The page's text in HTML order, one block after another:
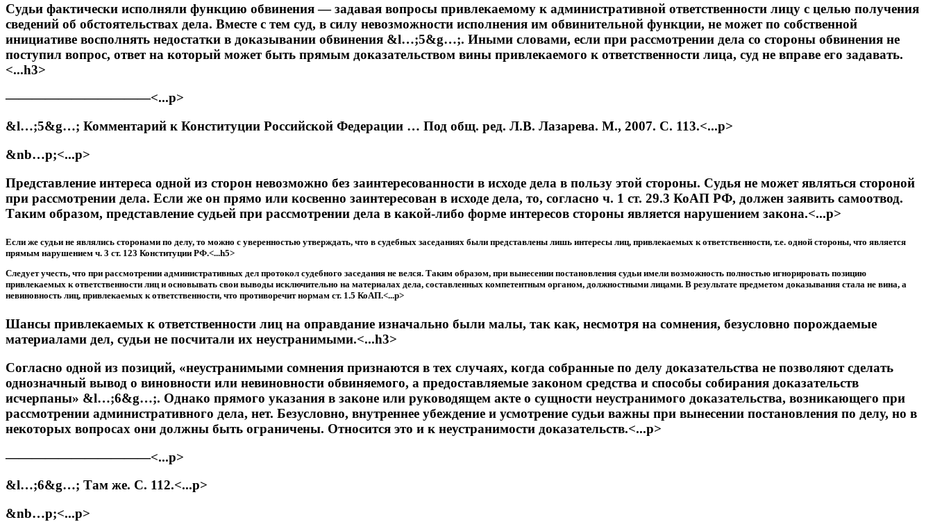
Судьи фактически исполняли функцию обвинения — задавая вопросы привлекаемому к административной ответственности лицу с целью получения
сведений об обстоятельствах дела. Вместе с тем суд, в силу невозможности исполнения им обвинительной функции, не может по собственной
инициативе восполнять недостатки в доказывании обвинения &l…;5&g…;. Иными словами, если при рассмотрении дела со стороны обвинения не
поступил вопрос, ответ на который может быть прямым доказательством вины привлекаемого к ответственности лица, суд не вправе его задавать.
<...h3>
———————————<...p>
&l…;5&g…; Комментарий к Конституции Российской Федерации … Под общ. ред. Л.В. Лазарева. М., 2007. С. 113.<...p>
&nb…p;<...p>
Представление интереса одной из сторон невозможно без заинтересованности в исходе дела в пользу этой стороны. Судья не может являться стороной
при рассмотрении дела. Если же он прямо или косвенно заинтересован в исходе дела, то, согласно ч. 1 ст. 29.3 КоАП РФ, должен заявить самоотвод.
Таким образом, представление судьей при рассмотрении дела в какой-либо форме интересов стороны является нарушением закона.<...p>
Если же судьи не являлись сторонами по делу, то можно с уверенностью утверждать, что в судебных заседаниях были представлены лишь интересы лиц, привлекаемых к ответственности, т.е. одной стороны, что является
прямым нарушением ч. 3 ст. 123 Конституции РФ.<...h5>
Следует учесть, что при рассмотрении административных дел протокол судебного заседания не велся. Таким образом, при вынесении постановления судьи имели возможность полностью игнорировать позицию
привлекаемых к ответственности лиц и основывать свои выводы исключительно на материалах дела, составленных компетентным органом, должностными лицами. В результате предметом доказывания стала не вина, а
невиновность лиц, привлекаемых к ответственности, что противоречит нормам ст. 1.5 КоАП.<...p>
Шансы привлекаемых к ответственности лиц на оправдание изначально были малы, так как, несмотря на сомнения, безусловно порождаемые
материалами дел, судьи не посчитали их неустранимыми.<...h3>
Согласно одной из позиций, «неустранимыми сомнения признаются в тех случаях, когда собранные по делу доказательства не позволяют сделать
однозначный вывод о виновности или невиновности обвиняемого, а предоставляемые законом средства и способы собирания доказательств
исчерпаны» &l…;6&g…;. Однако прямого указания в законе или руководящем акте о сущности неустранимого доказательства, возникающего при
рассмотрении административного дела, нет. Безусловно, внутреннее убеждение и усмотрение судьи важны при вынесении постановления по делу, но в
некоторых вопросах они должны быть ограничены. Относится это и к неустранимости доказательств.<...p>
———————————<...p>
&l…;6&g…; Там же. С. 112.<...p>
&nb…p;<...p>